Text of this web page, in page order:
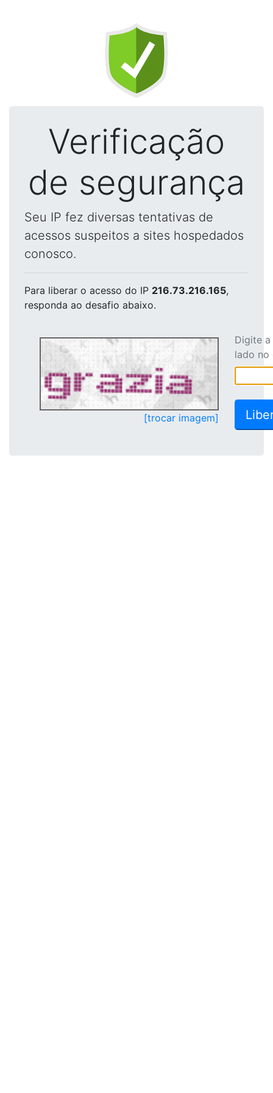
Verificação
de segurança
Seu IP fez diversas tentativas de
acessos suspeitos a sites hospedados
conosco.
Para liberar o acesso do IP 216.73.216.165,
responda ao desafio abaixo.
[trocar imagem]
Digite
lado no